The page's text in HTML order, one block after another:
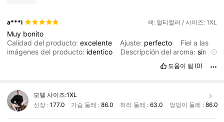
a***i 색: 멀티컬러 / 사이즈: 1XL
Muy bonito
Calidad del producto:excelente Ajuste: perfecto
Fiel a las
imágenes del producto: identico Descripción del aroma:sin
도움이 됨 (0)
모델 사이즈:1XL
신장 : 177.0 가슴 둘레 :86.0 허리 둘레 : 63.0 엉덩이 둘레 : 86.0